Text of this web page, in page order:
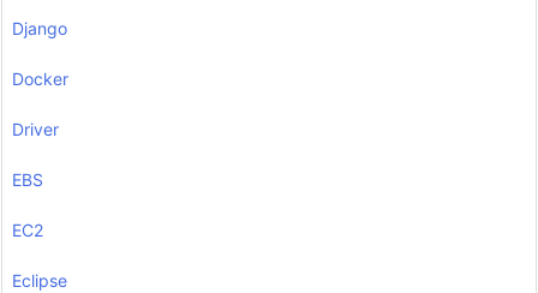
Django
Docker
Driver
EBS
EC2
Eclipse